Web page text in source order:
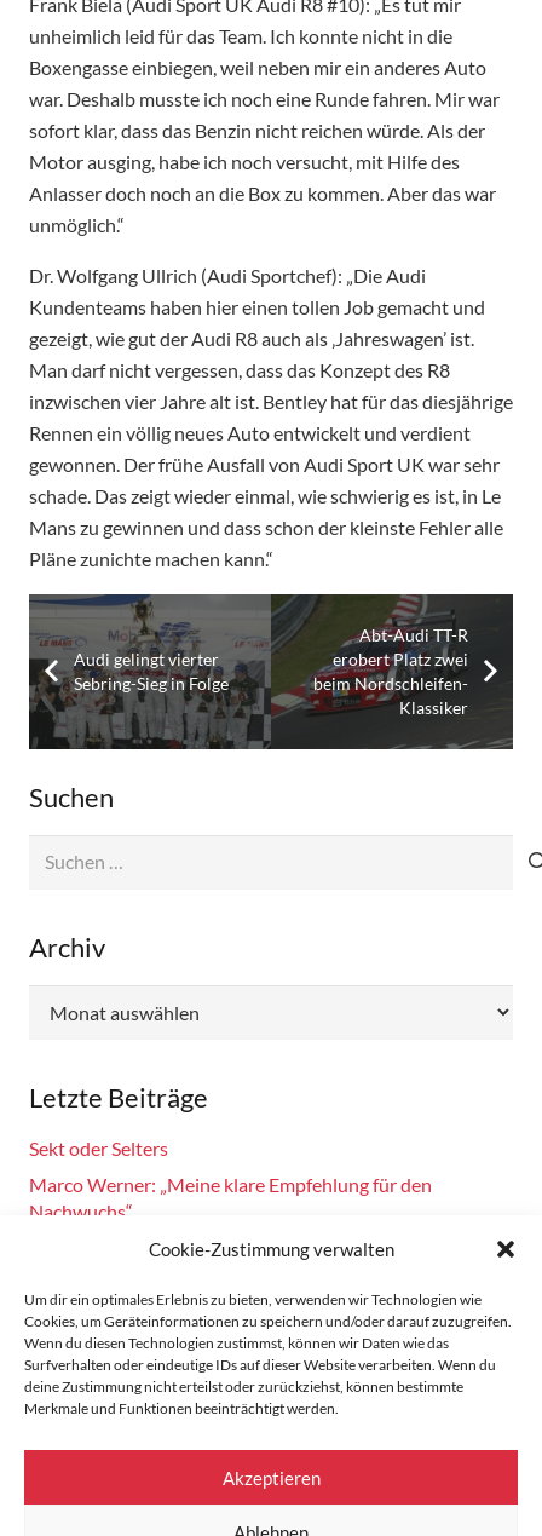
Cookie-Zustimmung verwalten
Um dir ein optimales Erlebnis zu bieten, verwenden wir Technologien wie
Cookies, um Geräteinformationen zu speichern und/oder darauf zuzugreifen.
Wenn du diesen Technologien zustimmst, können wir Daten wie das
Surfverhalten oder eindeutige IDs auf dieser Website verarbeiten. Wenn du
deine Zustimmung nicht erteilst oder zurückziehst, können bestimmte
Merkmale und Funktionen beeinträchtigt werden.
Akzeptieren
unheimlich leid für das Team. Ich konnte nicht in die
Boxengasse einbiegen, weil neben mir ein anderes Auto
war. Deshalb musste ich noch eine Runde fahren. Mir war
sofort klar, dass das Benzin nicht reichen würde. Als der
Motor ausging, habe ich noch versucht, mit Hilfe des
Anlasser doch noch an die Box zu kommen. Aber das war
unmöglich.“
Dr. Wolfgang Ullrich (Audi Sportchef): „Die Audi
Kundenteams haben hier einen tollen Job gemacht und
gezeigt, wie gut der Audi R8 auch als ‚Jahreswagen’ ist.
Man darf nicht vergessen, dass das Konzept des R8
inzwischen vier Jahre alt ist. Bentley hat für das diesjährige
Rennen ein völlig neues Auto entwickelt und verdient
gewonnen. Der frühe Ausfall von Audi Sport UK war sehr
schade. Das zeigt wieder einmal, wie schwierig es ist, in Le
Mans zu gewinnen und dass schon der kleinste Fehler alle
Pläne zunichte machen kann.“
Audi gelingt vierter
Sebring-Sieg in Folge
Abt-Audi TT-R
erobert Platz zwei
beim Nordschleifen-
Klassiker
Suchen
Archiv
Letzte Beiträge
Sekt oder Selters
Marco Werner: „Meine klare Empfehlung für den
Nachwuchs“
Fahrsicherheitstraining am 14.10.2024
Motorsport!
Zandvoort: Marco Werner meldet sich mit Siegen in der
Masters Serie zurück